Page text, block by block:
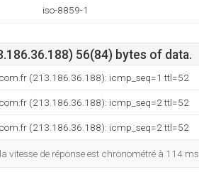
iso-8859-1
56(84) bytes of data.
(213.186.36.188): icmp_seq=1 ttl=52
(213.186.36.188): icmp_seq=2 ttl=52
(213.186.36.188): icmp_seq=2 ttl=52
vitesse de réponse est chronométré à 114 ms.